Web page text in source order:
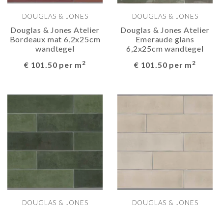
DOUGLAS & JONES
Douglas & Jones Atelier
Bordeaux mat 6,2x25cm
wandtegel
€ 101.50 per m2
DOUGLAS & JONES
Douglas & Jones Atelier
Emeraude glans
6,2x25cm wandtegel
€ 101.50 per m2
DOUGLAS & JONES DOUGLAS & JONES